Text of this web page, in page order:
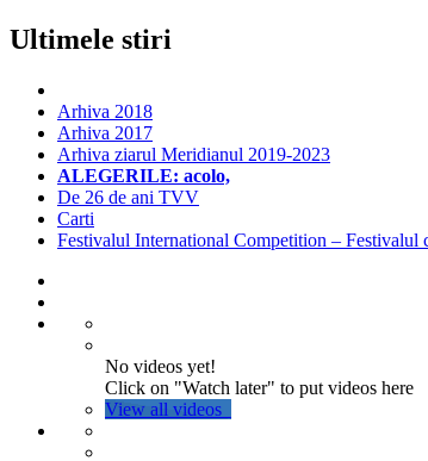
Ultimele stiri
Arhiva 2018
Arhiva 2017
Arhiva ziarul Meridianul 2019-2023
ALEGERILE: acolo,
De 26 de ani TVV
Carti
Festivalul International Competition – Festivalul
No videos yet!
Click on "Watch later" to put videos here
View all videos